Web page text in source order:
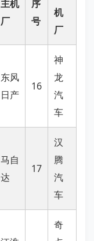
主机
厂
序
号
机
厂
东风
日产
16
神
龙
汽
车
马自
达
17
汉
腾
汽
车
奇